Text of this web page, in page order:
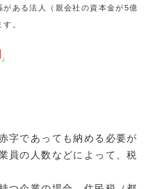
ある法人（親会社の資本金が5億
。
」
字であっても納める必要が
員の人数などによって、税